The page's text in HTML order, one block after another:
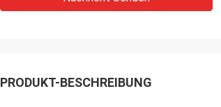
PRODUKT-BESCHREIBUNG